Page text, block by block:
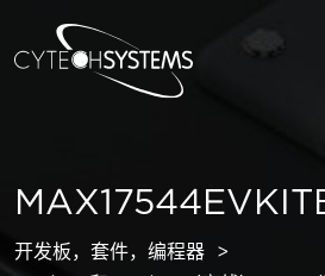
开发板，套件，编程器